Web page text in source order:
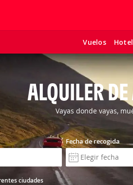
Vuelos
ALQUILER
Vayas donde vayas,
ciudades
Fecha de recogida